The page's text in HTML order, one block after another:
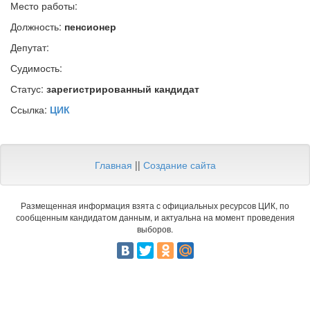
Место работы:
Должность: пенсионер
Депутат:
Судимость:
Статус: зарегистрированный кандидат
Ссылка: ЦИК
Главная || Создание сайта
Размещенная информация взята с официальных ресурсов ЦИК, по
сообщенным кандидатом данным, и актуальна на момент проведения
выборов.